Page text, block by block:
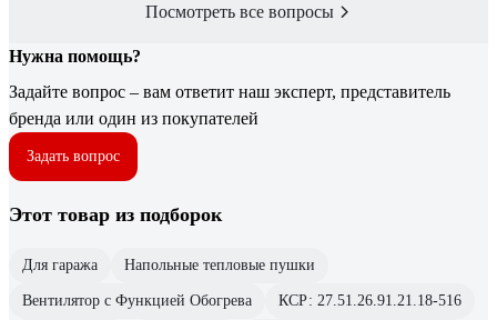
Посмотреть все вопросы
Нужна помощь?
Задайте вопрос – вам ответит наш эксперт, представитель
бренда или один из покупателей
Задать вопрос
Этот товар из подборок
Для гаража Напольные тепловые пушки
Вентилятор с Функцией Обогрева КСР: 27.51.26.91.21.18-516